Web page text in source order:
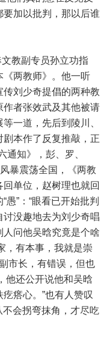
加以批判，那以后谁
教副专员孙立功指
《两教师》。他一听
传刘少奇提倡的两种教
者张效武及其他被请
一道，先后到陵川、
本作了反复推敲，正
通知》，彭、罗、
暴震荡全国，《两教
单位，赵树理也就回
”：“眼看已开始批判
没趣地去为刘少奇唱
问他吴晗究竟是个啥
，有本事，我就是崇
市长，有错误，但也
他还公开说他和吴晗
瘩心。”也有人赞叹
不会拐弯抹角，才尽吃